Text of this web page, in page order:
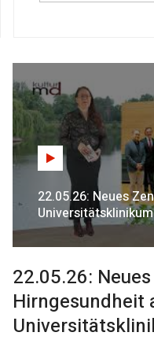
22.05.26: Neues
22.05.26:
Hirngesundheit